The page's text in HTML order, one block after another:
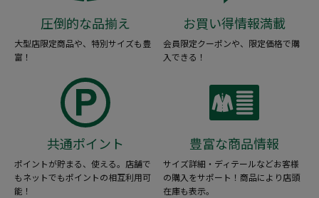
圧倒的な品揃え
大型店限定商品や、特別サイズも豊
富！
お買い得情報満載
会員限定クーポンや、限定価格で購
入できる！
共通ポイント
ポイントが貯まる、使える。店舗で
もネットでもポイントの相互利用可
能！
豊富な商品情報
サイズ詳細・ディテールなどお客様
の購入をサポート！商品により店頭
在庫も表示。